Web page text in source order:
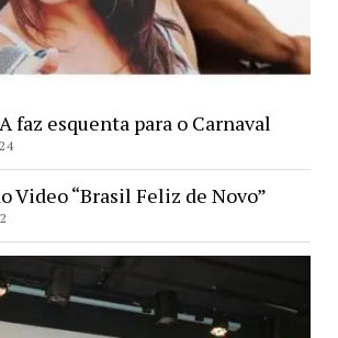
faz esquenta para o Carnaval
Video “Brasil Feliz de Novo”